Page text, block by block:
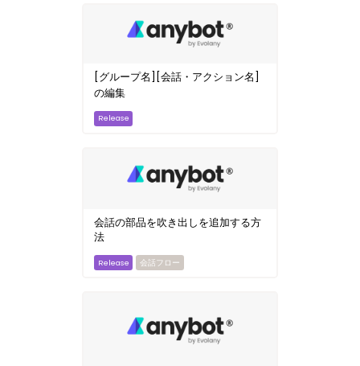
[グループ名][会話・アクション名]
の編集
会話の部品を吹き出しを追加する方
法
会話フロー